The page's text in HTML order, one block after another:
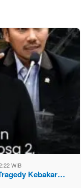
WIB
Kebakar…